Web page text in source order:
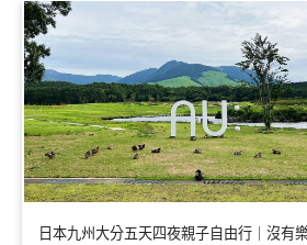
日本九州大分五天四夜親子自由行｜沒有